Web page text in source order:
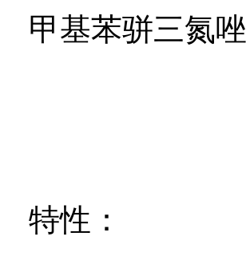
甲基苯骈三氮唑
特性：